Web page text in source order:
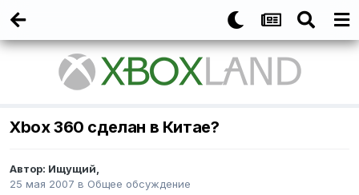
Xbox 360 сделан в Китае?
Автор: Ищущий,
25 мая 2007 в Общее обсуждение